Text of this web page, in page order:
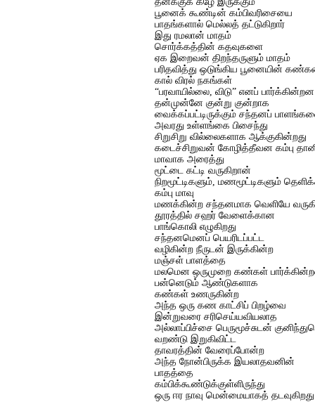
பூனைக் கூண்டின் கம்பிவரிசையை
பாதங்களால் மெல்லத் தட்டுகிறார்
இது ரமலான் மாதம்
சொர்க்கத்தின் கதவுகளை
ஏக இறைவன் திறந்தருளும் மாதம்
பரிதவித்து ஒடுங்கிய பூனையின்
கால் விரல் நகங்கள்
“பரவாயில்லை, விடு” எனப் பார்க்கின்றன
தன்முன்னே குன்று குன்றாக
வைக்கப்பட்டிருக்கும் சந்தனப்
அவரது உள்ளங்கை பிசைந்து
சிறுசிறு வில்லைகளாக ஆக்குகின்றது
கடைச்சிறுவன் கோழித்தீவன கம்பு
மாவாக அரைத்து
மூட்டை கட்டி வருகிறான்
நிறமூட்டிகளும், மணமூட்டிகளும்
கம்பு மாவு
மணக்கின்ற சந்தனமாக வெளியே
தூரத்தில் சஹர் வேளைக்கான
பாங்கொலி எழுகிறது
சந்தனமெனப் பெயரிடப்பட்ட
வழிகின்ற நீருடன் இருக்கின்ற
மஞ்சள் பாளத்தை
மலமென ஒருமுறை கண்கள்
பன்னெடும் ஆண்டுகளாக
கண்கள் உணருகின்ற
அந்த ஒரு கண காட்சிப் பிறழ்வை
இன்றுவரை சரிசெய்யவியலாத
அல்லாப்பிச்சை பெருமூச்சுடன்
வறண்டு இறுகிவிட்ட
தாவரத்தின் வேரைப்போன்ற
அந்த நோன்பிருக்க இயலாதவனின்
பாதத்தை
கம்பிக்கூண்டுக்குள்ளிருந்து
ஒரு ஈர நாவு மென்மையாகத்